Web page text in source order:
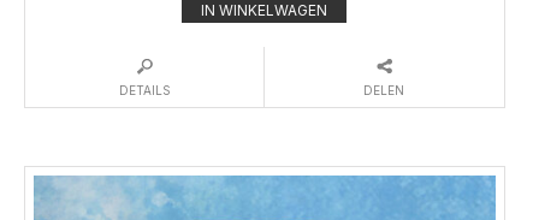
IN WINKELWAGEN
DETAILS DELEN